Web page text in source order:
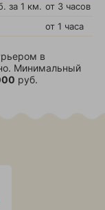
за 1 км. от 3 часов
от 1 часа
в
Минимальный
руб.